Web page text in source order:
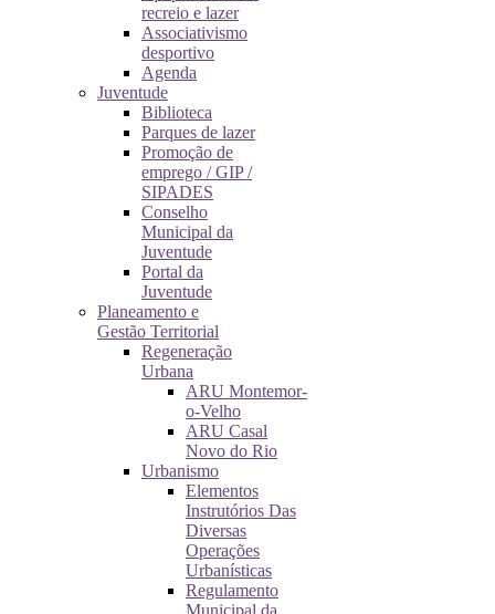
recreio e lazer
Associativismo
desportivo
Agenda
Juventude
Biblioteca
Parques de lazer
Promoção de
emprego / GIP /
SIPADES
Conselho
Municipal da
Juventude
Portal da
Juventude
Planeamento e
Gestão Territorial
Regeneração
Urbana
ARU Montemor-
o-Velho
ARU Casal
Novo do Rio
Urbanismo
Elementos
Instrutórios Das
Diversas
Operações
Urbanísticas
Regulamento
Municipal da